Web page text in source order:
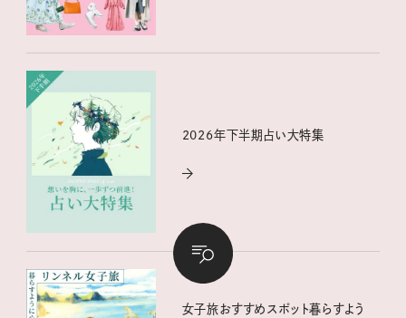
2026年下半期占い大特集
女子旅おすすめスポット暮らすよう